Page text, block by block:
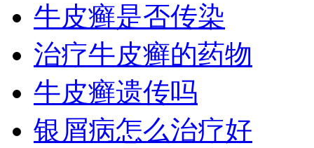
牛皮癣是否传染
治疗牛皮癣的药物
牛皮癣遗传吗
银屑病怎么治疗好